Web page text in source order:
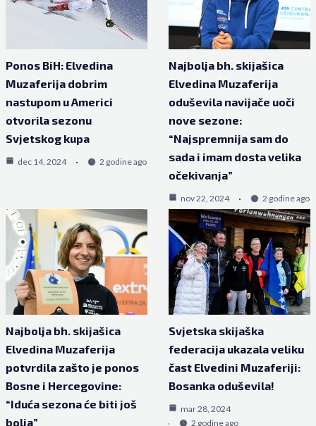
Ponos BiH: Elvedina
Muzaferija dobrim
nastupom u Americi
otvorila sezonu
Svjetskog kupa
dec 14, 2024 2 godine ago
Najbolja bh. skijašica
Elvedina Muzaferija
oduševila navijače uoči
nove sezone:
“Najspremnija sam do
sada i imam dosta velika
očekivanja”
nov 22, 2024 2 godine ago
Najbolja bh. skijašica
Elvedina Muzaferija
potvrdila zašto je ponos
Bosne i Hercegovine:
“Iduća sezona će biti još
bolja”
Svjetska skijaška
federacija ukazala veliku
čast Elvedini Muzaferiji:
Bosanka oduševila!
mar 28, 2024
2 godine ago